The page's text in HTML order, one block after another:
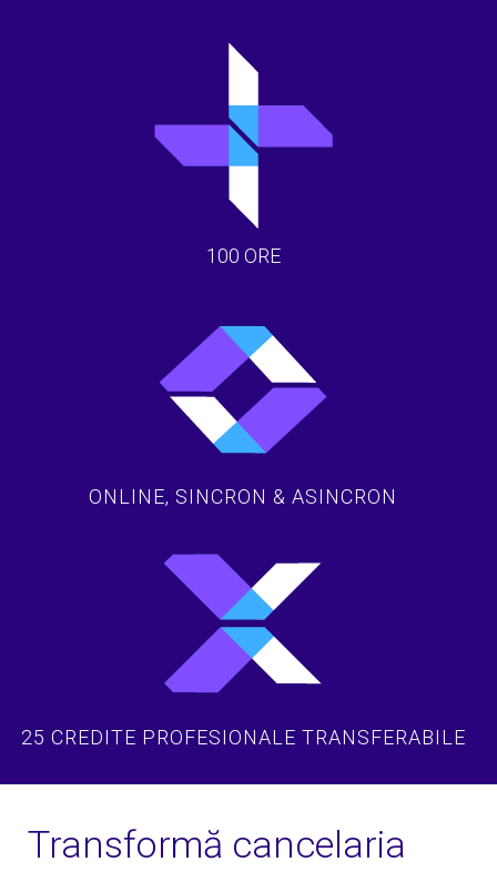
100 ORE
ONLINE, SINCRON & ASINCRON
25 CREDITE PROFESIONALE TRANSFERABILE
Transformă cancelaria